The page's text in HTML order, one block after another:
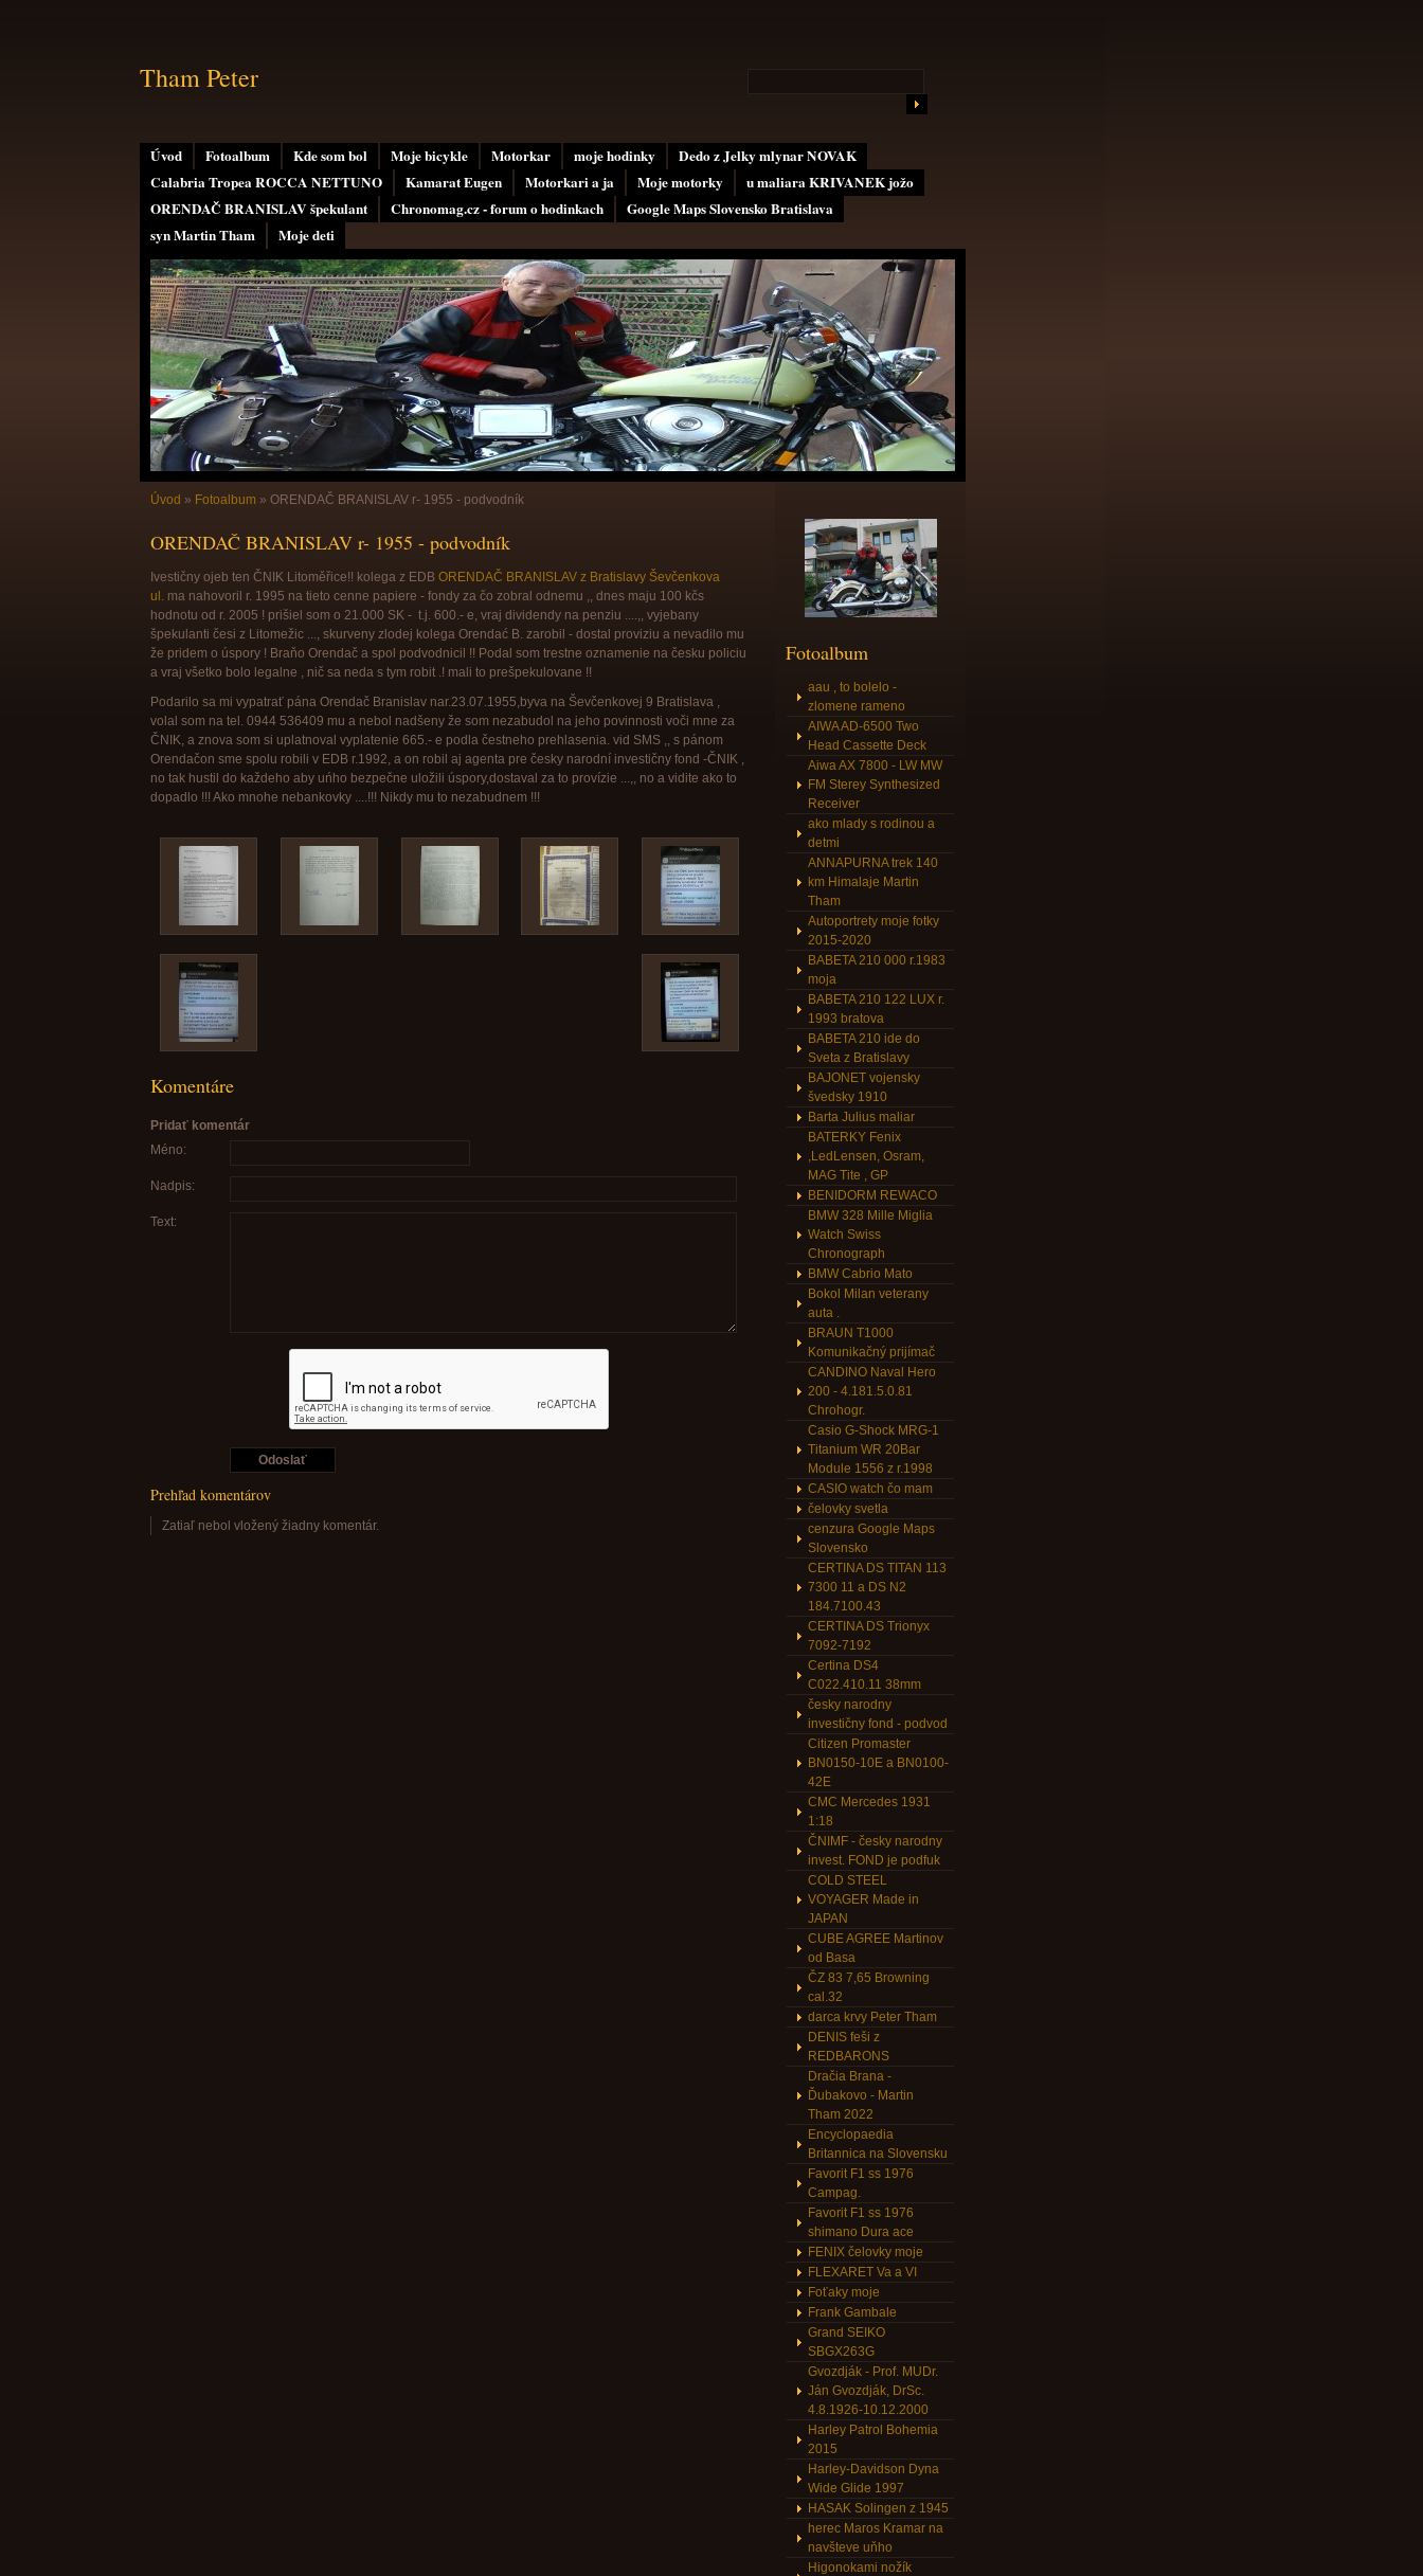
Úvod Fotoalbum Kde som bol Moje bicykle Motorkar moje hodinky
Dedo z Jelky mlynar NOVAK
Calabria Tropea ROCCA NETTUNO
Kamarat Eugen Motorkari a ja Moje motorky
u maliara KRIVANEK jožo
ORENDAČ BRANISLAV špekulant
Chronomag.cz - forum o hodinkach
Google Maps Slovensko Bratislava
syn Martin Tham
Moje deti
Tham Peter
Úvod » Fotoalbum » ORENDAČ BRANISLAV r- 1955 - podvodník
ORENDAČ BRANISLAV r- 1955 - podvodník
Ivestičny ojeb ten ČNIK Litoměřice!! kolega z EDB ORENDAČ BRANISLAV z Bratislavy Ševčenkova
ul. ma nahovoril r. 1995 na tieto cenne papiere - fondy za čo zobral odnemu ,, dnes maju 100 kčs
hodnotu od r. 2005 ! prišiel som o 21.000 SK - t.j. 600.- e, vraj dividendy na penziu ....,, vyjebany
špekulanti česi z Litomežic ..., skurveny zlodej kolega Orendać B. zarobil - dostal proviziu a nevadilo mu
že pridem o úspory ! Braňo Orendač a spol podvodnicil !! Podal som trestne oznamenie na česku policiu
a vraj všetko bolo legalne , nič sa neda s tym robit .! mali to prešpekulovane !!
Podarilo sa mi vypatrať pána Orendač Branislav nar.23.07.1955,byva na Ševčenkovej 9 Bratislava ,
volal som na tel. 0944 536409 mu a nebol nadšeny že som nezabudol na jeho povinnosti voči mne za
ČNIK, a znova som si uplatnoval vyplatenie 665.- e podla čestneho prehlasenia. vid SMS ,, s pánom
Orendačon sme spolu robili v EDB r.1992, a on robil aj agenta pre česky narodní investičny fond -ČNIK ,
no tak hustil do každeho aby uńho bezpečne uložili úspory,dostaval za to provízie ...,, no a vidite ako to
dopadlo !!! Ako mnohe nebankovky ....!!! Nikdy mu to nezabudnem !!!
Komentáre
Pridať komentár
Méno:
Nadpis:
Text:
Prehľad komentárov
Zatiaľ nebol vložený žiadny komentár.
Fotoalbum
aau , to bolelo -
zlomene rameno
AIWA AD-6500 Two
Head Cassette Deck
Aiwa AX 7800 - LW MW
FM Sterey Synthesized
Receiver
ako mlady s rodinou a
detmi
ANNAPURNA trek 140
km Himalaje Martin
Tham
Autoportrety moje fotky
2015-2020
BABETA 210 000 r.1983
moja
BABETA 210 122 LUX r.
1993 bratova
BABETA 210 ide do
Sveta z Bratislavy
BAJONET vojensky
švedsky 1910
Barta Julius maliar
BATERKY Fenix
,LedLensen, Osram,
MAG Tite , GP
BENIDORM REWACO
BMW 328 Mille Miglia
Watch Swiss
Chronograph
BMW Cabrio Mato
Bokol Milan veterany
auta .
BRAUN T1000
Komunikačný prijímač
CANDINO Naval Hero
200 - 4.181.5.0.81
Chrohogr.
Casio G-Shock MRG-1
Titanium WR 20Bar
Module 1556 z r.1998
CASIO watch čo mam
čelovky svetla
cenzura Google Maps
Slovensko
CERTINA DS TITAN 113
7300 11 a DS N2
184.7100.43
CERTINA DS Trionyx
7092-7192
Certina DS4
C022.410.11 38mm
česky narodny
investičny fond - podvod
Citizen Promaster
BN0150-10E a BN0100-
42E
CMC Mercedes 1931
1:18
ČNIMF - česky narodny
invest. FOND je podfuk
COLD STEEL
VOYAGER Made in
JAPAN
CUBE AGREE Martinov
od Basa
ČZ 83 7,65 Browning
cal.32
darca krvy Peter Tham
DENIS feši z
REDBARONS
Dračia Brana -
Ďubakovo - Martin
Tham 2022
Encyclopaedia
Britannica na Slovensku
Favorit F1 ss 1976
Campag.
Favorit F1 ss 1976
shimano Dura ace
FENIX čelovky moje
FLEXARET Va a VI
Foťaky moje
Frank Gambale
Grand SEIKO
SBGX263G
Gvozdják - Prof. MUDr.
Ján Gvozdják, DrSc.
4.8.1926-10.12.2000
Harley Patrol Bohemia
2015
Harley-Davidson Dyna
Wide Glide 1997
HASAK Solingen z 1945
herec Maros Kramar na
navšteve uňho
Higonokami nožík